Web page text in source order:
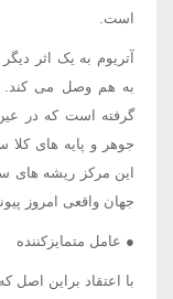
است.
آتریوم به یک اثر
به هم وصل می کند.
گرفته است که در
جوهر و پایه های کلا
این مرکز ریشه های
جهان واقعی امروز
● عامل متمایزکننده
با اعتقاد براین اصل